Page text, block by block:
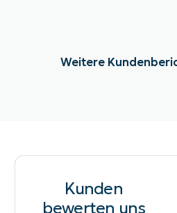
Weitere
Kunden
bewerten uns